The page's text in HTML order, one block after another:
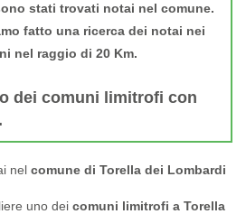
stati trovati notai nel comune.
fatto una ricerca dei notai nei
nel raggio di 20 Km.
dei comuni limitrofi con
nel comune di Torella dei Lombardi
uno dei comuni limitrofi a Torella